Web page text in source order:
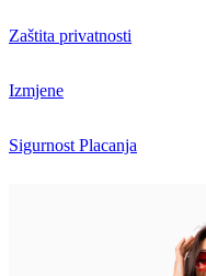
Zaštita privatnosti
Izmjene
Sigurnost Placanja